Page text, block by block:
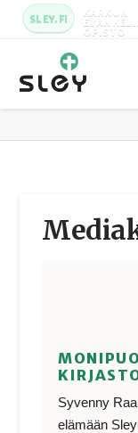
SLEY.FI KARKUN
OPISTO
Syvenny
elämään